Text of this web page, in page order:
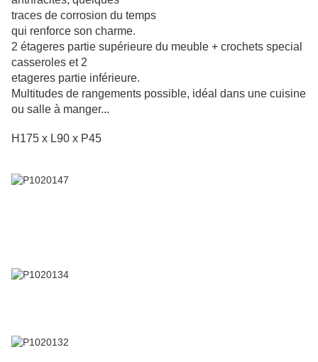
traces de corrosion du temps
qui renforce son charme.
2 étageres partie supérieure du meuble + crochets special
casseroles et 2
etageres partie inférieure.
Multitudes de rangements possible, idéal dans une cuisine
ou salle à manger...
H175 x L90 x P45